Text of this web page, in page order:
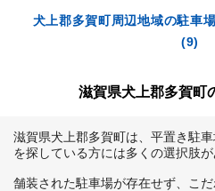
犬上郡多賀町周辺地域の駐車
(9)
滋賀県犬上郡多賀町
滋賀県犬上郡多賀町は、平置き駐
を探している方には多くの選択肢が
舗装された駐車場が存在せず、こ